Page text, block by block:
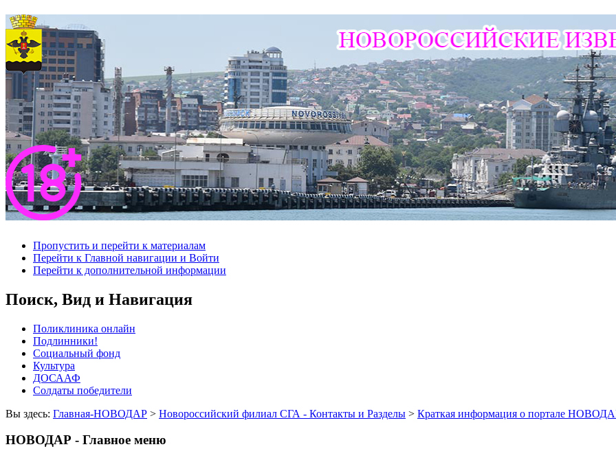
Пропустить и перейти к материалам
Перейти к Главной навигации и Войти
Перейти к дополнительной информации
Поиск, Вид и Навигация
Поликлиника онлайн
Подлинники!
Социальный фонд
Культура
ДОСААФ
Солдаты победители
Вы здесь: Главная-НОВОДАР > Новороссийский филиал СГА - Контакты и Разделы > Краткая информация о портале
НОВОДАР - Главное меню